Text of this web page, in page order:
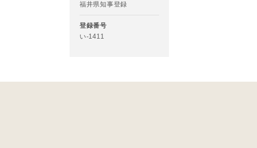
福井県知事登録
登録番号
い-1411